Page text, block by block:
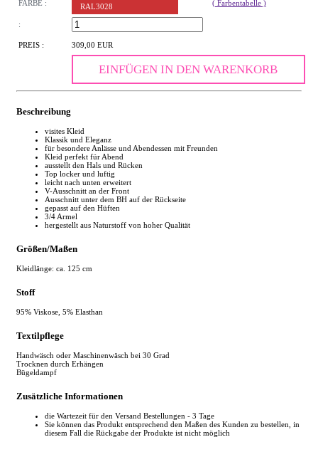
FARBE :
RAL3028 ( Farbentabelle )
:
PREIS : 309,00 EUR
EINFÜGEN IN DEN WARENKORB
Beschreibung
visites Kleid
Klassik und Eleganz
für besondere Anlässe und Abendessen mit Freunden
Kleid perfekt für Abend
ausstellt den Hals und Rücken
Top locker und luftig
leicht nach unten erweitert
V-Ausschnitt an der Front
Ausschnitt unter dem BH auf der Rückseite
gepasst auf den Hüften
3/4 Armel
hergestellt aus Naturstoff von hoher Qualität
Größen/Maßen
Kleidlänge: ca. 125 cm
Stoff
95% Viskose, 5% Elasthan
Textilpflege
Handwäsch oder Maschinenwäsch bei 30 Grad
Trocknen durch Erhängen
Bügeldampf
Zusätzliche Informationen
die Wartezeit für den Versand Bestellungen - 3 Tage
Sie können das Produkt entsprechend den Maßen des Kunden zu bestellen, in
diesem Fall die Rückgabe der Produkte ist nicht möglich